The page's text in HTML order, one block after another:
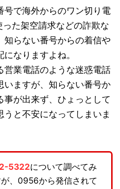
号で海外からのワン切り電
た架空請求などの詐欺な
知らない番号からの着信や
なりますよね。
営業電話のような迷惑電話
いますが、知らない番号か
事が出来ず、ひょっとして
と不安になってしまいま
5322について調べてみ
、0956から発信されて